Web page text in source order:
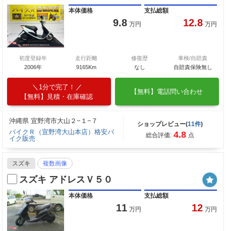
本体価格
9.8 万円
支払総額
12.8 万円
初度登録年
2006年
走行距離
9165Km
修復歴
なし
車検/自賠責
自賠責保険無し
1分で完了！
【無料】見積・在庫確認
【無料】電話問い合わせ
沖縄県 宜野湾市大山２−１−７
バイクＲ（宜野湾大山本店）格安バ
イク販売
ショップレビュー(11件)
総合評価: 4.8 点
スズキ 複数画像
スズキ アドレスＶ５０
本体価格
11 万円
支払総額
12 万円